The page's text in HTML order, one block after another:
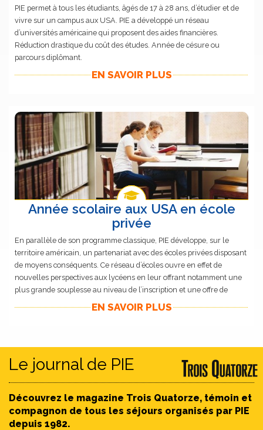
PIE permet à tous les étudiants, âgés de 17 à 28 ans, d’étudier et de
vivre sur un campus aux USA. PIE a développé un réseau
d’universités américaine qui proposent des aides financières.
Réduction drastique du coût des études. Année de césure ou
parcours diplômant.
EN SAVOIR PLUS
Année scolaire aux USA en école
privée
En parallèle de son programme classique, PIE développe, sur le
territoire américain, un partenariat avec des écoles privées disposant
de moyens conséquents. Ce réseau d’écoles ouvre en effet de
nouvelles perspectives aux lycéens en leur offrant notamment une
plus grande souplesse au niveau de l’inscription et une offre de
qualité en matière de formation.EN SAVOIR PLUS
Le journal de PIE
Découvrez le magazine Trois Quatorze, témoin et
compagnon de tous les séjours organisés par PIE
depuis 1982.